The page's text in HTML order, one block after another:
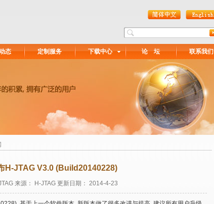
态 定制服务 下载中心 论 坛 联系我们
H-JTAG V3.0 (Build20140228)
来源： H-JTAG 更新日期： 2014-4-23